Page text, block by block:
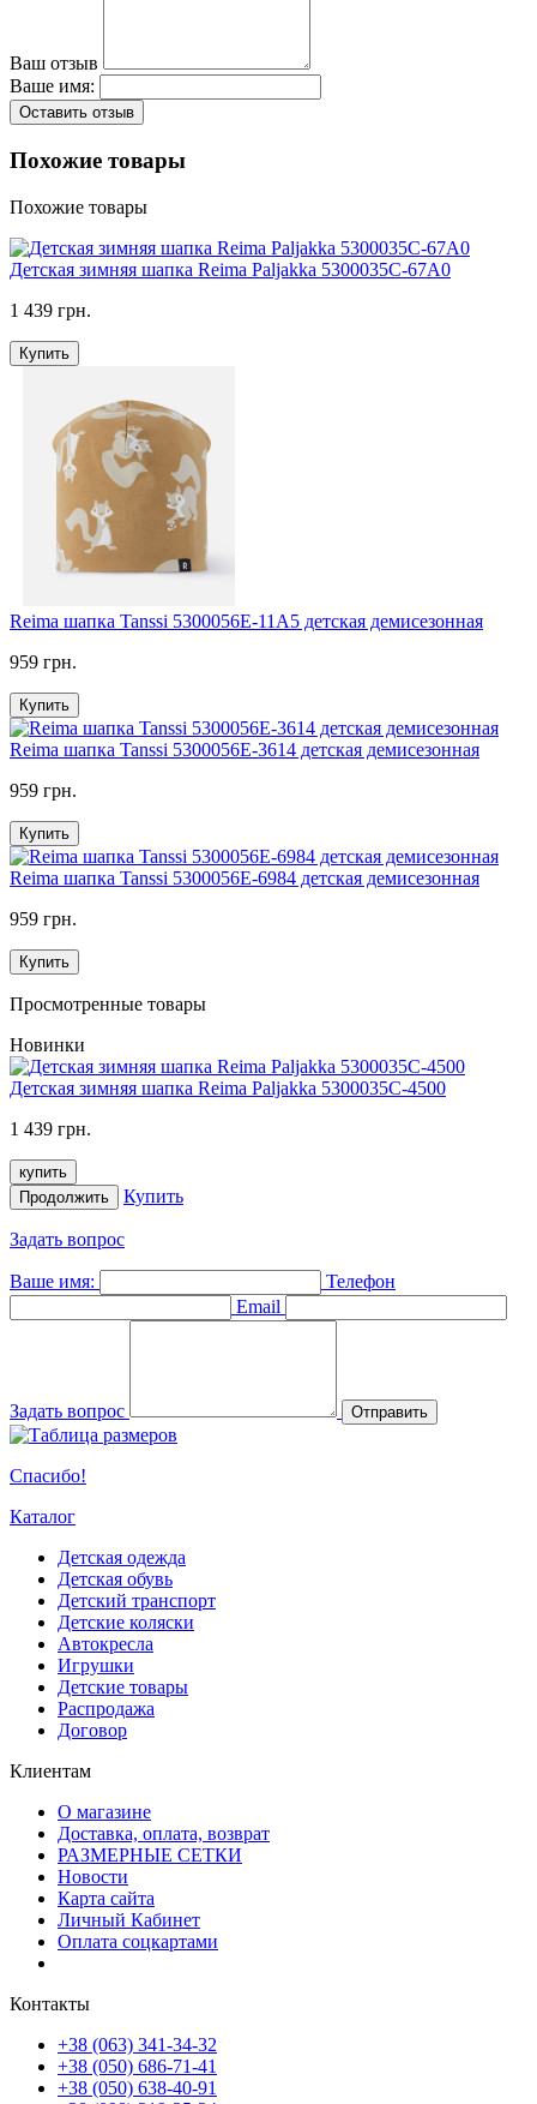
Ваш отзыв
Ваше имя:
Оставить отзыв
Похожие товары
Похожие товары
Детская зимняя шапка Reima Paljakka 5300035C-67A0
1 439 грн.
Купить
Reima шапка Tanssi 5300056Е-11А5 детская демисезонная
959 грн.
Купить
Reima шапка Tanssi 5300056Е-3614 детская демисезонная
959 грн.
Купить
Reima шапка Tanssi 5300056Е-6984 детская демисезонная
959 грн.
Купить
Просмотренные товары
Новинки
Детская зимняя шапка Reima Paljakka 5300035C-4500
1 439 грн.
купить
Продолжить
Купить
Задать вопрос
Ваше имя:
Телефон
Email
Задать вопрос Отправить
Спасибо!
Каталог
Детская одежда
Детская обувь
Детский транспорт
Детские коляски
Автокресла
Игрушки
Детские товары
Распродажа
Договор
Клиентам
О магазине
Доставка, оплата, возврат
РАЗМЕРНЫЕ СЕТКИ
Новости
Карта сайта
Личный Кабинет
Оплата соцкартами
Контакты
+38 (063) 341-34-32
+38 (050) 686-71-41
+38 (050) 638-40-91